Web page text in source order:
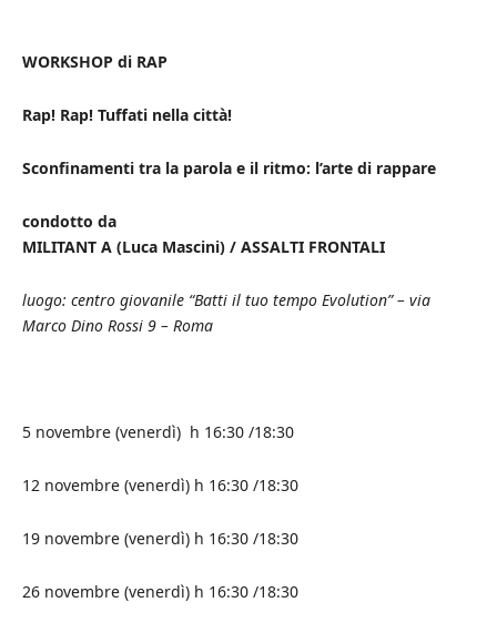
WORKSHOP di RAP
Rap! Rap! Tuffati nella città!
Sconfinamenti tra la parola e il ritmo: l’arte di rappare
condotto da
MILITANT A (Luca Mascini) / ASSALTI FRONTALI
luogo: centro giovanile “Batti il tuo tempo Evolution” – via
Marco Dino Rossi 9 – Roma
5 novembre (venerdì) h 16:30 /18:30
12 novembre (venerdì) h 16:30 /18:30
19 novembre (venerdì) h 16:30 /18:30
26 novembre (venerdì) h 16:30 /18:30